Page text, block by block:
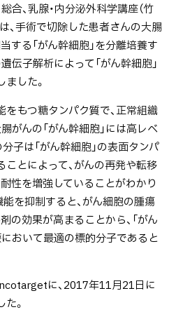
合、乳腺・内分泌外科学講座（竹
、手術で切除した患者さんの大腸
する「がん幹細胞」を分離培養す
伝子解析によって「がん幹細胞」
した。
もつ糖タンパク質で、正常組織
がんの「がん幹細胞」には高レベ
子は「がん幹細胞」の表面タンパ
とによって、がんの再発や転移
性を増強していることがわかり
を抑制すると、がん細胞の腫瘍
の効果が高まることから、「がん
おいて最適の標的分子であると
に、2017年11月21日に
。